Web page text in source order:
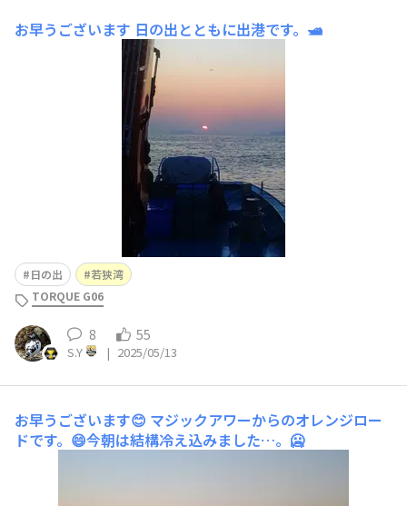
お早うございます 日の出とともに出港です。🛥️
日の出
若狭湾
TORQUE G06
8 55
S.Y | 2025/05/13
お早うございます😊 マジックアワーからのオレンジロー
ドです。😄今朝は結構冷え込みました…。🥶